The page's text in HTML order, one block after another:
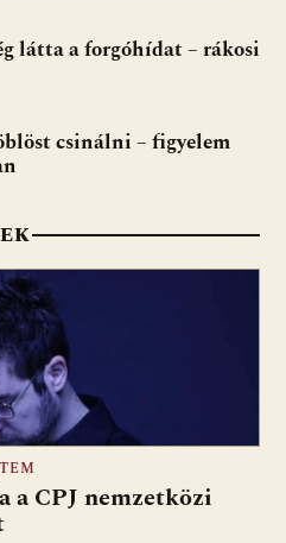
l m
látta a forgóhídat – rákosi
csinálni – figyelem
a CPJ nemzetközi